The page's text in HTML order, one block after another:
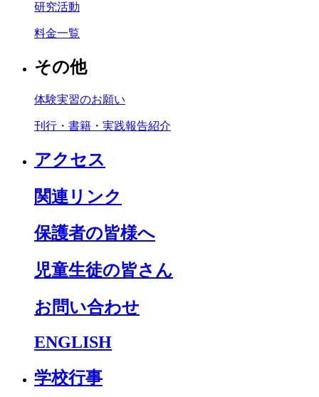
研究活動
料金一覧
その他
体験実習のお願い
刊行・書籍・実践報告紹介
アクセス
関連リンク
保護者の皆様へ
児童生徒の皆さん
お問い合わせ
ENGLISH
学校行事